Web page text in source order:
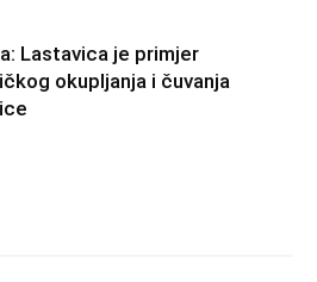
Lastavica je primjer
okupljanja i čuvanja